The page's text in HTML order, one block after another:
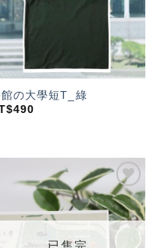
の大學短T_綠
490
加入
「願
望輕
單」